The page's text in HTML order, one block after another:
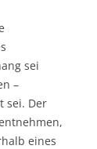
sei
–
sei. Der
eines